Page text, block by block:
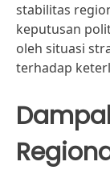
stabilitas
keputusan
oleh situasi
terhadap